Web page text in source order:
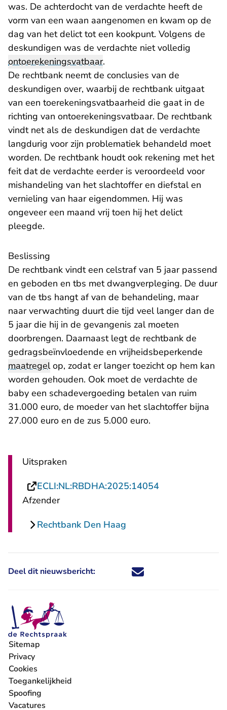
was. De achterdocht van de verdachte heeft de
vorm van een waan aangenomen en kwam op de
dag van het delict tot een kookpunt. Volgens de
deskundigen was de verdachte niet volledig
ontoerekeningsvatbaar.
De rechtbank neemt de conclusies van de
deskundigen over, waarbij de rechtbank uitgaat
van een toerekeningsvatbaarheid die gaat in de
richting van ontoerekeningsvatbaar. De rechtbank
vindt net als de deskundigen dat de verdachte
langdurig voor zijn problematiek behandeld moet
worden. De rechtbank houdt ook rekening met het
feit dat de verdachte eerder is veroordeeld voor
mishandeling van het slachtoffer en diefstal en
vernieling van haar eigendommen. Hij was
ongeveer een maand vrij toen hij het delict
pleegde.
Beslissing
De rechtbank vindt een celstraf van 5 jaar passend
en geboden en tbs met dwangverpleging. De duur
van de tbs hangt af van de behandeling, maar
naar verwachting duurt die tijd veel langer dan de
5 jaar die hij in de gevangenis zal moeten
doorbrengen. Daarnaast legt de rechtbank de
gedragsbeïnvloedende en vrijheidsbeperkende
maatregelop, zodat er langer toezicht op hem kan
worden gehouden. Ook moet de verdachte de
baby een schadevergoeding betalen van ruim
31.000 euro, de moeder van het slachtoffer bijna
27.000 euro en de zus 5.000 euro.
Uitspraken
ECLI:NL:RBDHA:2025:14054- U verlaat
Afzender
Rechtbank Den Haag
Deel dit nieuwsbericht: Deel dit nieuwsbericht via X -
Deel dit nieuwsbericht via
Deel dit nieuwsbericht
Deel dit
Sitemap
Privacy
Cookies
Toegankelijkheid
Spoofing
Vacatures